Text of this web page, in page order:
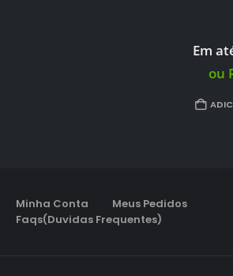
Em
ou
Minha Conta
Meus Pedidos
Faqs(Duvidas Frequentes)